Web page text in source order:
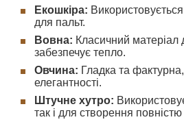
Екошкіра:
для пальт.
Вовна: Класичний
забезпечує тепло.
Овчина: Гладка та
елегантності.
Штучне хутро:
так і для створення